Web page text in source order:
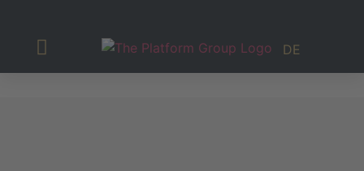
DE